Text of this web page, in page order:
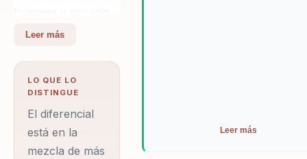
al cliente con una
más clara por el
bienestar
organizacional
como estrategia de
rentabilidad.
Leer más
LO QUE LO
DISTINGUE
El diferencial
está en la
mezcla de más
Leer más